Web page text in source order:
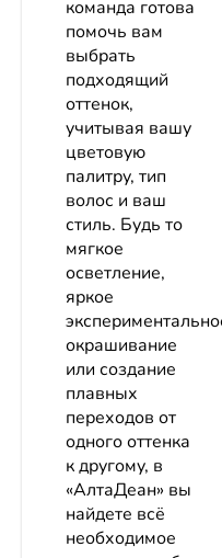
команда готова
помочь вам
выбрать
подходящий
оттенок,
учитывая вашу
цветовую
палитру, тип
волос и ваш
стиль. Будь то
мягкое
осветление,
яркое
окрашивание
или создание
плавных
переходов от
одного оттенка
к другому, в
«АлтаДеан» вы
найдете всё
необходимое